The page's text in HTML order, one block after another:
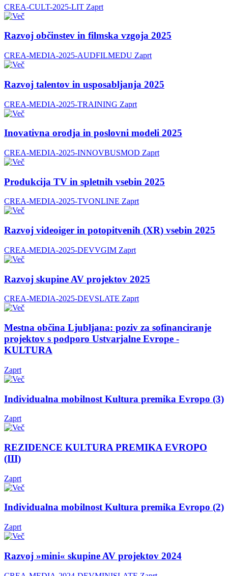
CREA-CULT-2025-LIT Zaprt
Razvoj občinstev in filmska vzgoja 2025
CREA-MEDIA-2025-AUDFILMEDU Zaprt
Razvoj talentov in usposabljanja 2025
CREA-MEDIA-2025-TRAINING Zaprt
Inovativna orodja in poslovni modeli 2025
CREA-MEDIA-2025-INNOVBUSMOD Zaprt
Produkcija TV in spletnih vsebin 2025
CREA-MEDIA-2025-TVONLINE Zaprt
Razvoj videoiger in potopitvenih (XR) vsebin 2025
CREA-MEDIA-2025-DEVVGIM Zaprt
Razvoj skupine AV projektov 2025
CREA-MEDIA-2025-DEVSLATE Zaprt
Mestna občina Ljubljana: poziv za sofinanciranje
projektov s podporo Ustvarjalne Evrope -
KULTURA
Zaprt
Individualna mobilnost Kultura premika Evropo (3)
Zaprt
REZIDENCE KULTURA PREMIKA EVROPO
(III)
Zaprt
Individualna mobilnost Kultura premika Evropo (2)
Zaprt
Razvoj »mini« skupine AV projektov 2024